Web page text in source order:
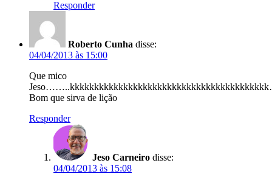
Responder
Roberto Cunha disse:
04/04/2013 às 15:00
Que mico
Bom que sirva de lição
Responder
Jeso Carneiro disse:
04/04/2013 às 15:08